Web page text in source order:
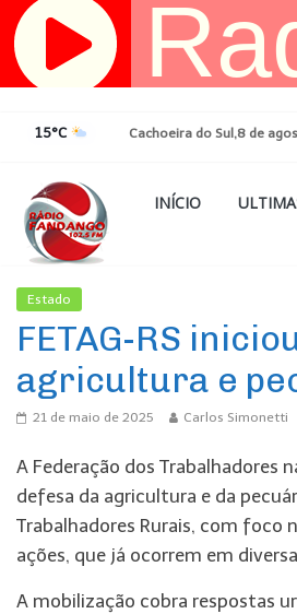
Pular
para
15°C Cachoeira do Sul,8 de
INÍCIO
Estado
FETAG-RS
agricultura e
21 de maio de 2025 Carlos Simonetti
A Federação dos Trabalhadores
defesa da agricultura e da
Trabalhadores Rurais, com foco
ações, que já ocorrem em
A mobilização cobra respostas